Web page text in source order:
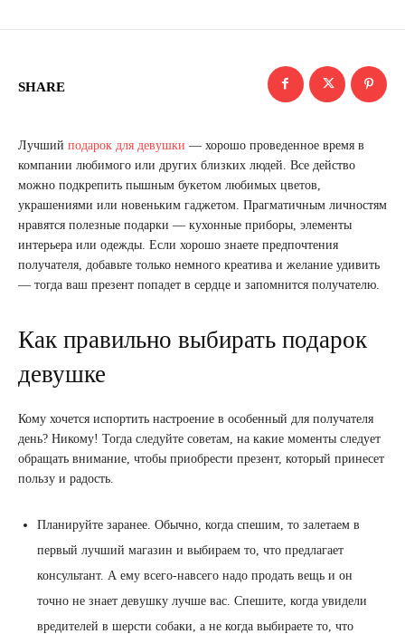
SHARE
Лучший подарок для девушки — хорошо проведенное время в
компании любимого или других близких людей. Все действо
можно подкрепить пышным букетом любимых цветов,
украшениями или новеньким гаджетом. Прагматичным личностям
нравятся полезные подарки — кухонные приборы, элементы
интерьера или одежды. Если хорошо знаете предпочтения
получателя, добавьте только немного креатива и желание удивить
— тогда ваш презент попадет в сердце и запомнится получателю.
Как правильно выбирать подарок
девушке
Кому хочется испортить настроение в особенный для получателя
день? Никому! Тогда следуйте советам, на какие моменты следует
обращать внимание, чтобы приобрести презент, который принесет
пользу и радость.
Планируйте заранее. Обычно, когда спешим, то залетаем в
первый лучший магазин и выбираем то, что предлагает
консультант. А ему всего-навсего надо продать вещь и он
точно не знает девушку лучше вас. Спешите, когда увидели
вредителей в шерсти собаки, а не когда выбираете то, что